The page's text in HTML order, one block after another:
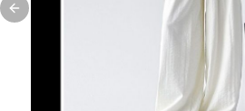
Previous slide